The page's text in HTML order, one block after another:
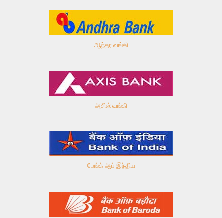
ஆந்தர வங்கி
அசிஸ் வங்கி
பேங்க் ஆப் இந்திய